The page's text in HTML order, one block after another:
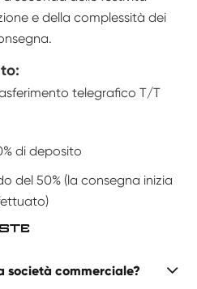
e della complessità dei
telegrafico T/T
di deposito
del 50% (la consegna inizia
società commerciale?